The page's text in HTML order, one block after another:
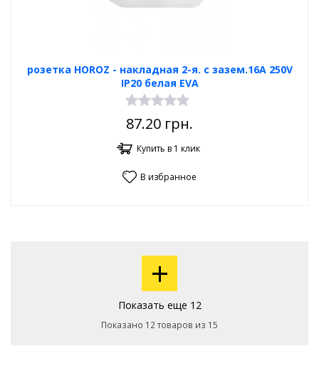
розетка HOROZ - накладная 2-я. с зазем.16А 250V
IP20 белая EVA
87.20 грн.
Купить в 1 клик
В избранное
+
Показать еще 12
Показано 12 товаров из 15